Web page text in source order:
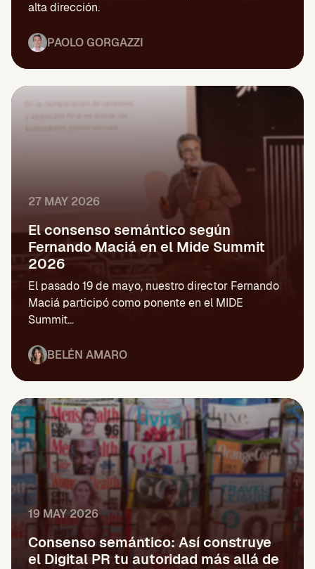
alta dirección.
PAOLO GORGAZZI
27 MAY 2026
El consenso semántico según
Fernando Maciá en el Mide Summit
2026
El pasado 19 de mayo, nuestro director Fernando
Maciá participó como ponente en el MIDE
Summit...
BELÉN AMARO
19 MAY 2026
Consenso semántico: Así construye
el Digital PR tu autoridad más allá de